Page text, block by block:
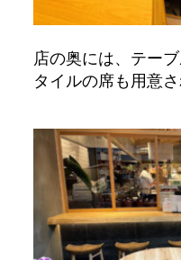
店の奥には、テー
タイルの席も用意さ